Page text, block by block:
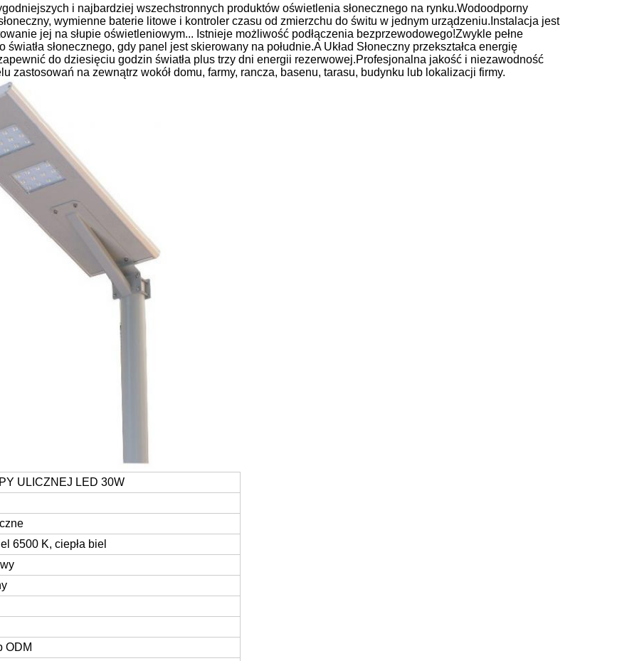
i najbardziej wszechstronnych produktów oświetlenia słonecznego na rynku.Wodoodporny
wymienne baterie litowe i kontroler czasu od zmierzchu do świtu w jednym urządzeniu.Instalacja jest
jej na słupie oświetleniowym... Istnieje możliwość podłączenia bezprzewodowego!Zwykle pełne
słonecznego, gdy panel jest skierowany na południe.A Układ Słoneczny przekształca energię
do dziesięciu godzin światła plus trzy dni energii rezerwowej.Profesjonalna jakość i niezawodność
zastosowań na zewnątrz wokół domu, farmy, rancza, basenu, tarasu, budynku lub lokalizacji firmy.
ULICZNEJ LED 30W
6500 K, ciepła biel
ODM